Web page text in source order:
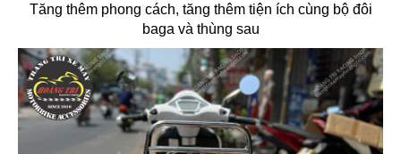
Tăng thêm phong cách, tăng thêm tiện ích cùng bộ đôi
baga và thùng sau